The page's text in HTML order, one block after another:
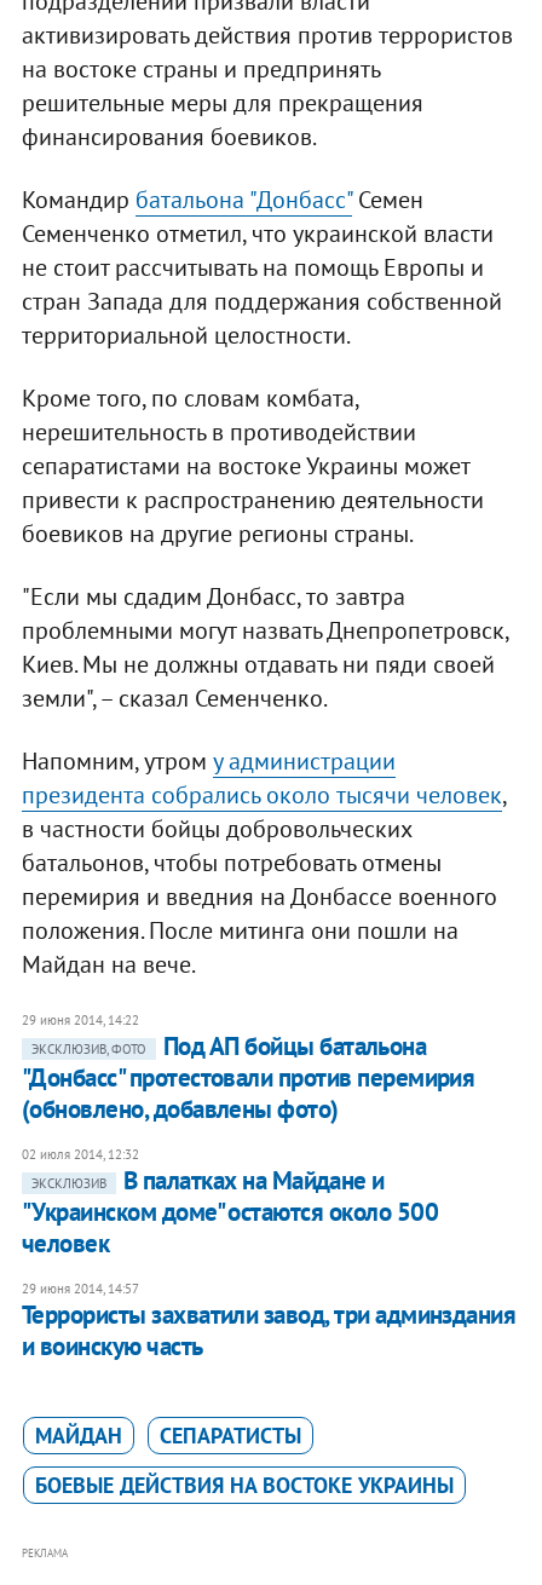
активизировать действия против террористов
на востоке страны и предпринять
решительные меры для прекращения
финансирования боевиков.
Командир батальона "Донбасс"Семен
Семенченко отметил, что украинской власти
не стоит рассчитывать на помощь Европы и
стран Запада для поддержания собственной
территориальной целостности.
Кроме того, по словам комбата,
нерешительность в противодействии
сепаратистами на востоке Украины может
привести к распространению деятельности
боевиков на другие регионы страны.
"Если мы сдадим Донбасс, то завтра
проблемными могут назвать Днепропетровск,
Киев. Мы не должны отдавать ни пяди своей
земли", – сказал Семенченко.
Напомним, утром у администрации
президента собрались около тысячи человек,
в частности бойцы добровольческих
батальонов, чтобы потребовать отмены
перемирия и введния на Донбассе военного
положения. После митинга они пошли на
Майдан на вече.
29 июня 2014, 14:22
ЭКСКЛЮЗИВ, ФОТО
Под АП бойцы батальона
"Донбасс" протестовали против перемирия
(обновлено, добавлены фото)
02 июля 2014, 12:32
ЭКСКЛЮЗИВ
В палатках на Майдане и
"Украинском доме" остаются около 500
человек
29 июня 2014, 14:57
Террористы захватили завод, три админздания
и воинскую часть
МАЙДАН
СЕПАРАТИСТЫ
БОЕВЫЕ ДЕЙСТВИЯ НА ВОСТОКЕ УКРАИНЫ
РЕКЛАМА